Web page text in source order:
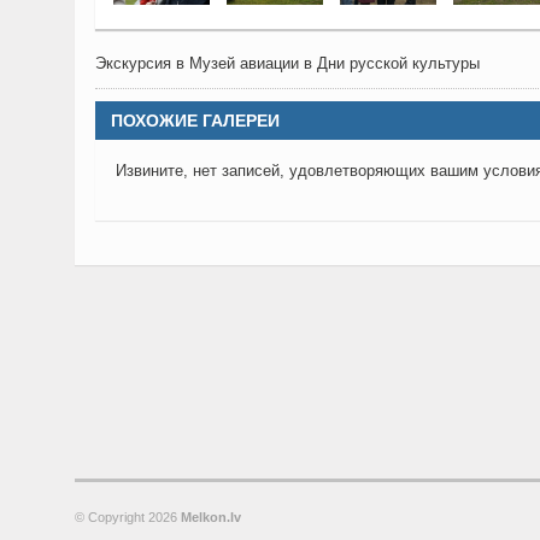
Экскурсия в Музей авиации в Дни русской культуры
ПОХОЖИЕ ГАЛЕРЕИ
Извините, нет записей, удовлетворяющих вашим
© Copyright 2026 Melkon.lv